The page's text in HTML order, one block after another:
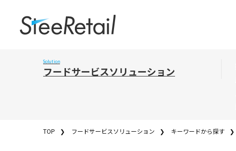
フードサービスソリューション
TOP フードサービスソリューション キーワードから探す